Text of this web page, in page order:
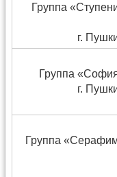
Группа
г.
Группа
г.
Группа